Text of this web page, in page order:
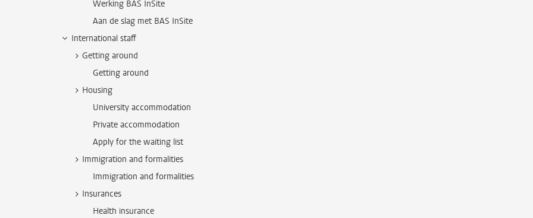
Werking BAS InSite
Aan de slag met BAS InSite
International staff
Getting around
Getting around
Housing
University accommodation
Private accommodation
Apply for the waiting list
Immigration and formalities
Immigration and formalities
Insurances
Health insurance